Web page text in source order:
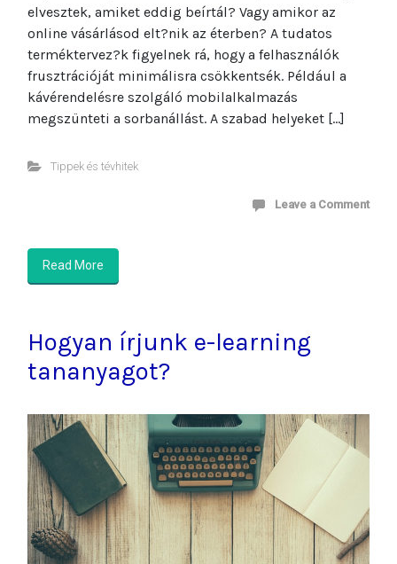
elvesztek, amiket eddig beírtál? Vagy amikor az
online vásárlásod elt?nik az éterben? A tudatos
terméktervez?k figyelnek rá, hogy a felhasználók
frusztrációját minimálisra csökkentsék. Például a
kávérendelésre szolgáló mobilalkalmazás
megszünteti a sorbanállást. A szabad helyeket […]
Tippek és tévhitek
Leave a Comment
Read More
Hogyan írjunk e-learning
tananyagot?